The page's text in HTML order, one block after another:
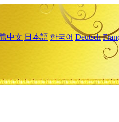
中文 日本語 한국어 Deutsch